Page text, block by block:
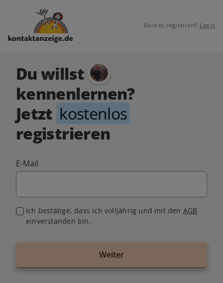
Bereits registriert? Login
Du willst
kennenlernen?
Jetzt kostenlos
registrieren
E-Mail
Ich bestätige, dass ich volljährig und mit den AGB
einverstanden bin.
Weiter